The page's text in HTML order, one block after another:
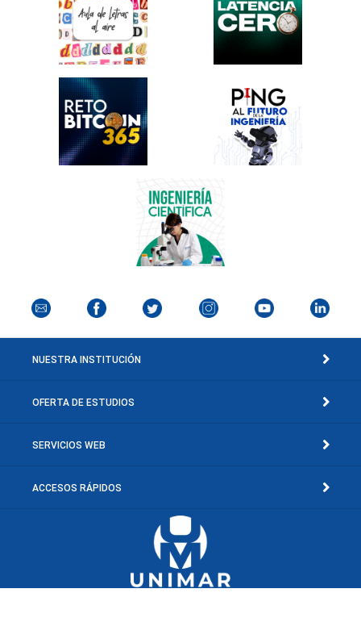
NUESTRA INSTITUCIÓN
OFERTA DE ESTUDIOS
SERVICIOS WEB
ACCESOS RÁPIDOS